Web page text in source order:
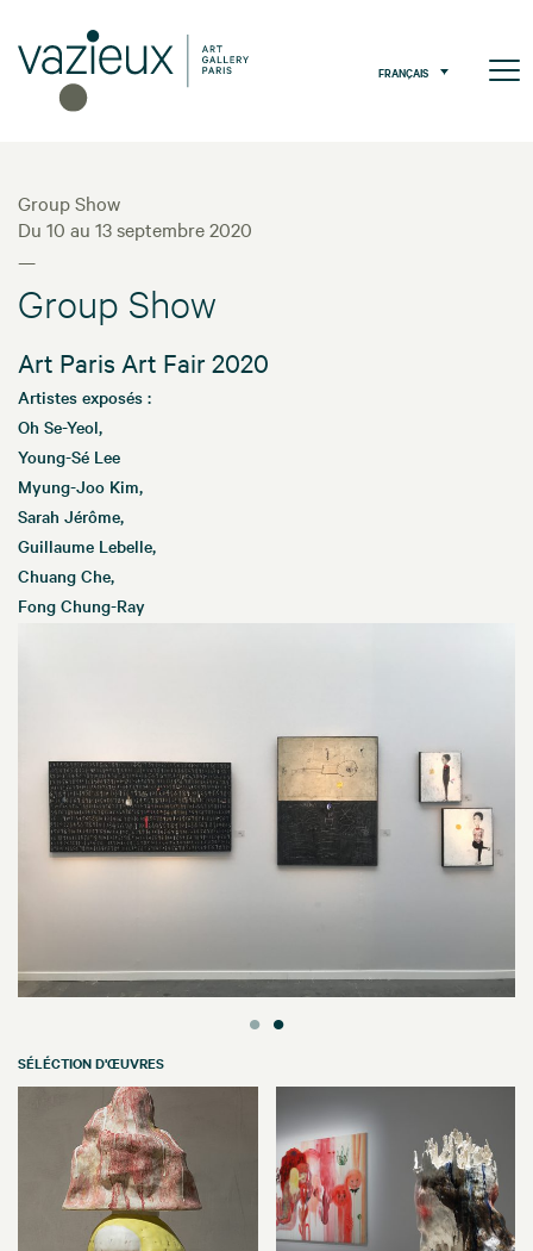
FRANÇAIS
Group Show
Du 10 au 13 septembre 2020
—
Group Show
Art Paris Art Fair 2020
Artistes exposés :
Oh Se-Yeol,
Young-Sé Lee
Myung-Joo Kim,
Sarah Jérôme,
Guillaume Lebelle,
Chuang Che,
Fong Chung-Ray
SÉLÉCTION D'ŒUVRES